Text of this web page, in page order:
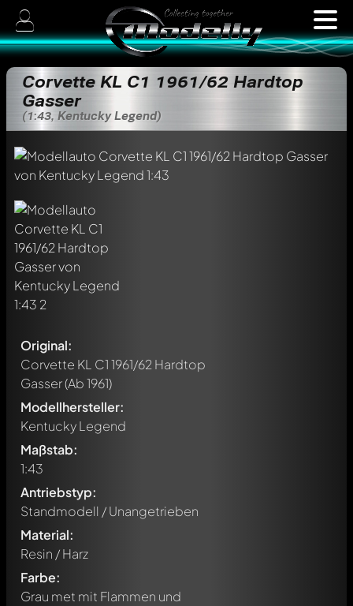
Corvette KL C1 1961/62 Hardtop
Gasser
(1:43, Kentucky Legend)
Original:
Corvette KL C1 1961/62 Hardtop
Gasser(Ab 1961)
Modellhersteller:
Kentucky Legend
Maßstab:
1:43
Antriebstyp:
Standmodell / Unangetrieben
Material:
Resin / Harz
Farbe:
Grau met mit Flammen und